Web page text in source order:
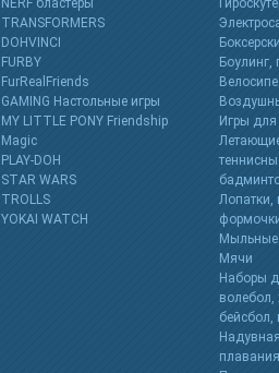
NERF бластеры
TRANSFORMERS
DOHVINCI
FURBY
FurRealFriends
GAMING Настольные игры
MY LITTLE PONY Friendship
Magic
PLAY-DOH
STAR WARS
TROLLS
YOKAI WATCH
Боулинг,
Игры для
Лопатки,
Мыльные
Мячи
Наборы
волебол,
бейсбол,
плавания